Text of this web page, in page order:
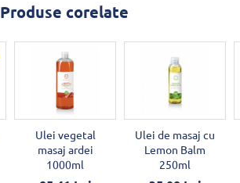
Produse corelate
Ulei vegetal
masaj ardei
1000ml
Ulei de masaj cu
Lemon Balm
250ml